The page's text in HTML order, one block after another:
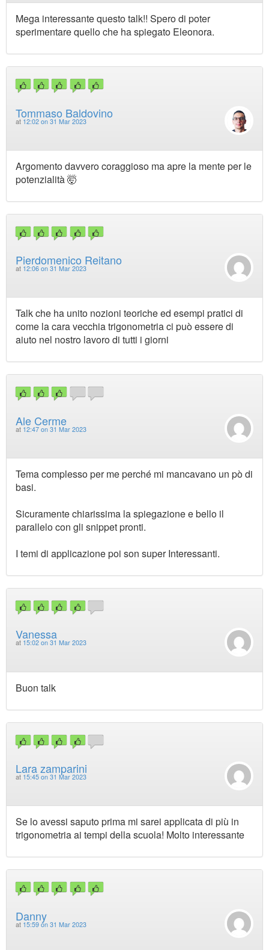
Mega interessante questo talk!! Spero di poter
sperimentare quello che ha spiegato Eleonora.
Tommaso Baldovino
at 12:02 on 31 Mar 2023
Argomento davvero coraggioso ma apre la mente per le
potenzialità 🤯
Pierdomenico Reitano
at 12:06 on 31 Mar 2023
Talk che ha unito nozioni teoriche ed esempi pratici di
come la cara vecchia trigonometria ci può essere di
aiuto nel nostro lavoro di tutti i giorni
Ale Cerme
at 12:47 on 31 Mar 2023
Tema complesso per me perché mi mancavano un pò di
basi.
Sicuramente chiarissima la spiegazione e bello il
parallelo con gli snippet pronti.
I temi di applicazione poi son super Interessanti.
Vanessa
at 15:02 on 31 Mar 2023
Buon talk
Lara zamparini
at 15:45 on 31 Mar 2023
Se lo avessi saputo prima mi sarei applicata di più in
trigonometria ai tempi della scuola! Molto interessante
Danny
at 15:59 on 31 Mar 2023